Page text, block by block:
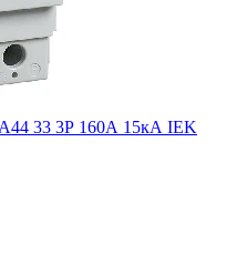
33 3Р 160А 15кА IEK